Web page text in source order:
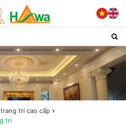
trí cao cấp
trí